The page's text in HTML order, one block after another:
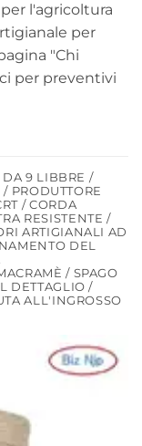
l'agricoltura
per
"Chi
per preventivi
DA 9 LIBBRE /
PRODUTTORE
/ CORDA
RESISTENTE /
ARTIGIANALI AD
DEL
/ SPAGO
DETTAGLIO /
ALL'INGROSSO